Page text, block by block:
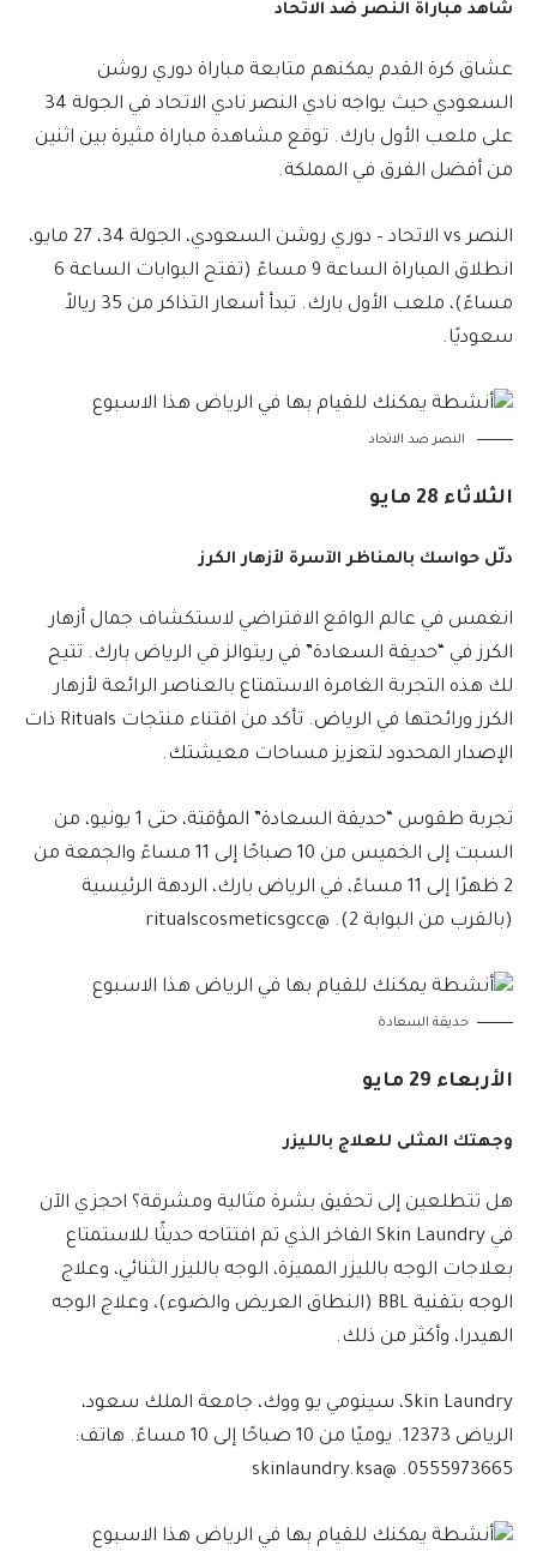
شاهد مباراة النصر ضد الاتحاد
عشاق كرة القدم يمكنهم متابعة مباراة دوري روشن
السعودي حيث يواجه نادي النصر نادي الاتحاد في الجولة 34
على ملعب الأول بارك. توقع مشاهدة مباراة مثيرة بين اثنين
من أفضل الفرق في المملكة.
النصر vs الاتحاد – دوري روشن السعودي، الجولة 34، 27 مايو،
انطلاق المباراة الساعة 9 مساءً (تفتح البوابات الساعة 6
مساءً)، ملعب الأول بارك. تبدأ أسعار التذاكر من 35 ريالاً
سعوديًا.
النصر ضد الاتحاد
الثلاثاء 28 مايو
دلّل حواسك بالمناظر الآسرة لأزهار الكرز
انغمس في عالم الواقع الافتراضي لاستكشاف جمال أزهار
الكرز في “حديقة السعادة” في ريتوالز في الرياض بارك. تتيح
لك هذه التجربة الغامرة الاستمتاع بالعناصر الرائعة لأزهار
الكرز ورائحتها في الرياض. تأكد من اقتناء منتجات Rituals ذات
الإصدار المحدود لتعزيز مساحات معيشتك.
تجربة طقوس “حديقة السعادة” المؤقتة، حتى 1 يونيو، من
السبت إلى الخميس من 10 صباحًا إلى 11 مساءً والجمعة من
2 ظهرًا إلى 11 مساءً، في الرياض بارك، الردهة الرئيسية
(بالقرب من البوابة 2). @ritualscosmeticsgcc
حديقة السعادة
الأربعاء 29 مايو
وجهتك المثلى للعلاج بالليزر
هل تتطلعين إلى تحقيق بشرة مثالية ومشرقة؟ احجزي الآن
في Skin Laundry الفاخر الذي تم افتتاحه حديثًا للاستمتاع
بعلاجات الوجه بالليزر المميزة، الوجه بالليزر الثنائي، وعلاج
الوجه بتقنية BBL (النطاق العريض والضوء)، وعلاج الوجه
الهيدرا، وأكثر من ذلك.
Skin Laundry، سينومي يو ووك، جامعة الملك سعود،
الرياض 12373. يوميًا من 10 صباحًا إلى 10 مساءً. هاتف:
0555973665. @skinlaundry.ksa